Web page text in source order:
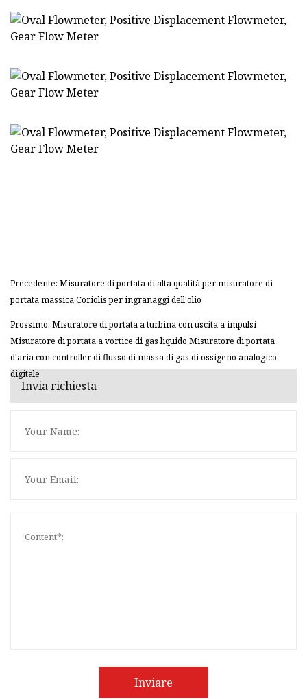
Precedente: Misuratore di portata di alta qualità per misuratore di
portata massica Coriolis per ingranaggi dell'olio
Prossimo: Misuratore di portata a turbina con uscita a impulsi
Misuratore di portata a vortice di gas liquido Misuratore di portata
d'aria con controller di flusso di massa di gas di ossigeno analogico
digitale
Invia richiesta
Inviare